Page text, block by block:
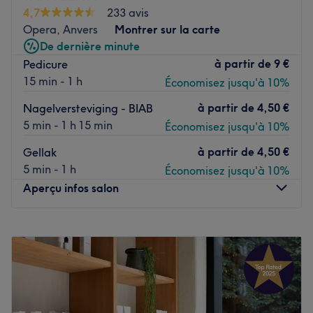
masculin. Vous serez séduit par leur savoir faire, la
qualité des produits et impressionnés par les appareils
corps et visage de dernière technologie
Pour un instant de plaisir tout doux : le salon n’attend plus
que vous !
Voir le salon
4,7
233 avis
Opera, Anvers
Montrer sur la carte
De dernière minute
Pedicure
15 min - 1 h
à partir de 9 €
Économisez jusqu'à 10%
Nagelversteviging - BIAB
5 min - 1 h 15 min
à partir de 4,50 €
Économisez jusqu'à 10%
Gellak
5 min - 1 h
à partir de 4,50 €
Économisez jusqu'à 10%
Aperçu infos salon
Mardi
08:00–21:00
08:00 –21:00
08:00–21:00
08:00–21:00